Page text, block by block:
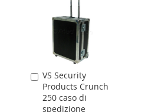
VS Security
Products Crunch
250 caso di
spedizione
Aggiungi
al
Carrello